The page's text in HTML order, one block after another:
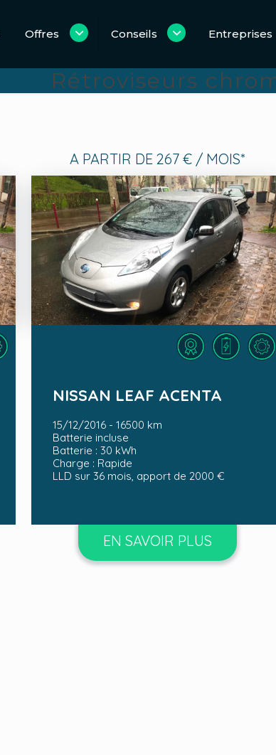
Offres Conseils Entreprises
Rétroviseurs
A PARTIR DE 267 € / MOIS*
LLD sur 36 mois, apport de 2000 €
NISSAN LEAF ACENTA
15/12/2016 - 16500 km
Batterie incluse
Batterie : 30 kWh
Charge : Rapide
LLD sur 36 mois, apport de 2000 €
EN SAVOIR PLUS